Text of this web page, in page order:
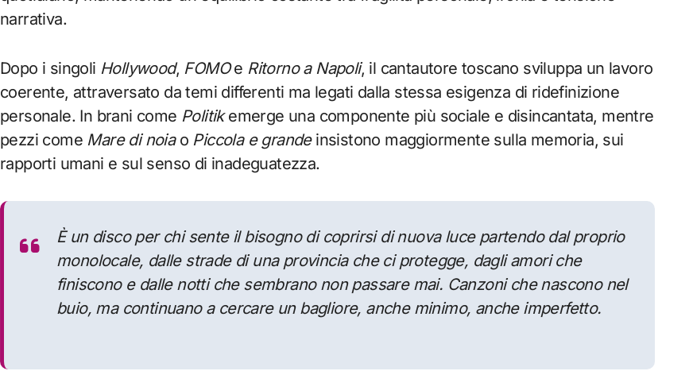
narrativa.
Dopo i singoli Hollywood, FOMOe Ritorno a Napoli, il cantautore toscano sviluppa un lavoro
coerente, attraversato da temi differenti ma legati dalla stessa esigenza di ridefinizione
personale. In brani come Politikemerge una componente più sociale e disincantata, mentre
pezzi come Mare di noiao Piccola e grandeinsistono maggiormente sulla memoria, sui
rapporti umani e sul senso di inadeguatezza.
È un disco per chi sente il bisogno di coprirsi di nuova luce partendo dal proprio
monolocale, dalle strade di una provincia che ci protegge, dagli amori che
finiscono e dalle notti che sembrano non passare mai. Canzoni che nascono nel
buio, ma continuano a cercare un bagliore, anche minimo, anche imperfetto.